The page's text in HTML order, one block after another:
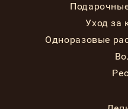
Уход за
Одноразовые